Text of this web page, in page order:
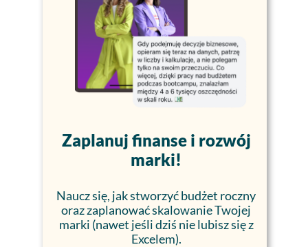
Zaplanuj finanse i rozwój
marki!
Naucz się, jak stworzyć budżet roczny
oraz zaplanować skalowanie Twojej
marki (nawet jeśli dziś nie lubisz się z
Excelem).